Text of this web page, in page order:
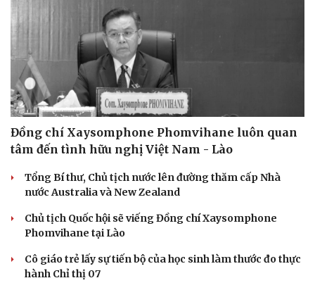
Đồng chí Xaysomphone Phomvihane luôn quan
tâm đến tình hữu nghị Việt Nam - Lào
Tổng Bí thư, Chủ tịch nước lên đường thăm cấp Nhà
nước Australia và New Zealand
Chủ tịch Quốc hội sẽ viếng Đồng chí Xaysomphone
Phomvihane tại Lào
Cô giáo trẻ lấy sự tiến bộ của học sinh làm thước đo thực
hành Chỉ thị 07